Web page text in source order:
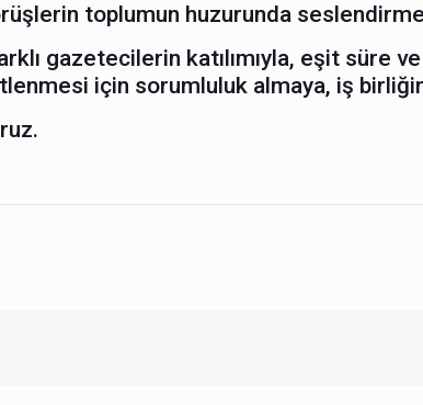
toplumun huzurunda
gazetecilerin katılımıyla, eşit
için sorumluluk almaya, iş